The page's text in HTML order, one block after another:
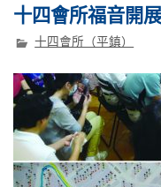
十四會所福音開
十四會所（平鎮）